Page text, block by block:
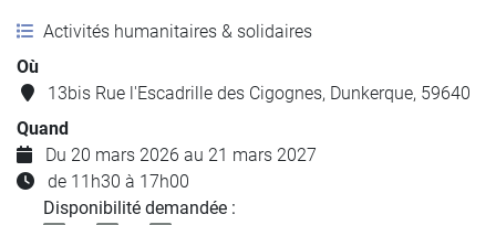
Activités humanitaires & solidaires
Où
13bis Rue l'Escadrille des Cigognes, Dunkerque, 59640
Quand
Du 20 mars 2026 au 21 mars 2027
de 11h30 à 17h00
Disponibilité demandée :